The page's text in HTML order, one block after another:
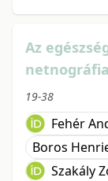
Az
19-38
Fehér
Boros
Szakály